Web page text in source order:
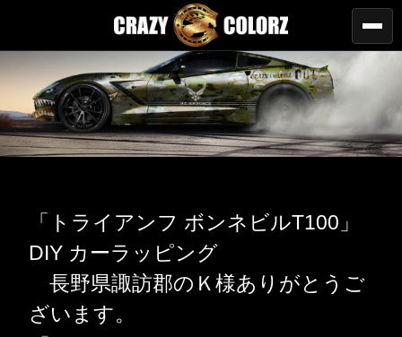
「トライアンフ ボンネビルT100」
DIY カーラッピング
長野県諏訪郡のＫ様ありがとうご
ざいます。